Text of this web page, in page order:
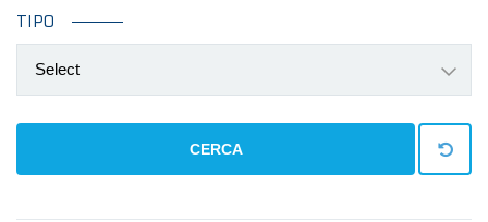
TIPO
Select
CERCA